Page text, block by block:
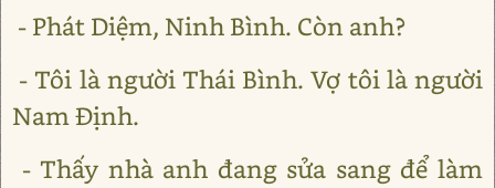
- Phát Diệm, Ninh Bình. Còn anh?
- Tôi là người Thái Bình. Vợ tôi là người
Nam Định.
- Thấy nhà anh đang sửa sang để làm